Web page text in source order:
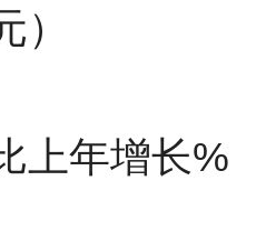
）
上年增长%